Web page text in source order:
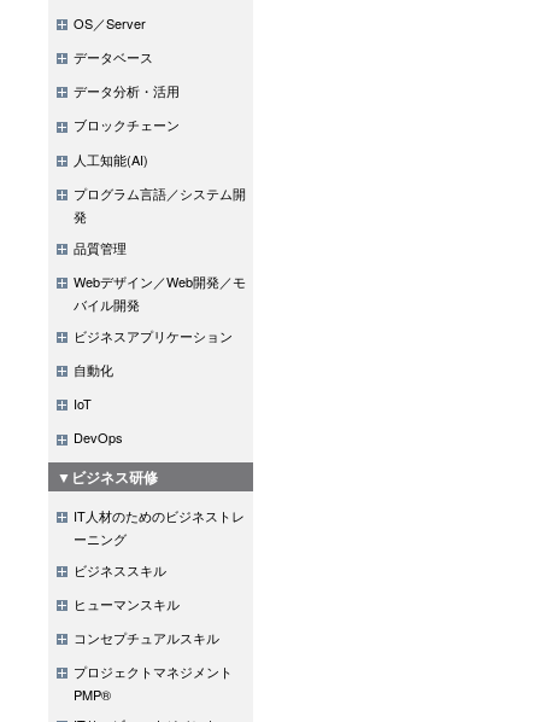
OS／Server
データベース
データ分析・活用
ブロックチェーン
人工知能(AI)
プログラム言語／システム開
発
品質管理
Webデザイン／Web開発／モ
バイル開発
ビジネスアプリケーション
自動化
IoT
DevOps
▼ビジネス研修
IT人材のためのビジネストレ
ーニング
ビジネススキル
ヒューマンスキル
コンセプチュアルスキル
プロジェクトマネジメント
PMP®